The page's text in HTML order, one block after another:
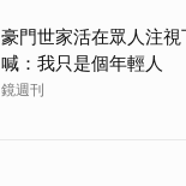
豪門世家活在眾人注
喊：我只是個年輕人
鏡週刊